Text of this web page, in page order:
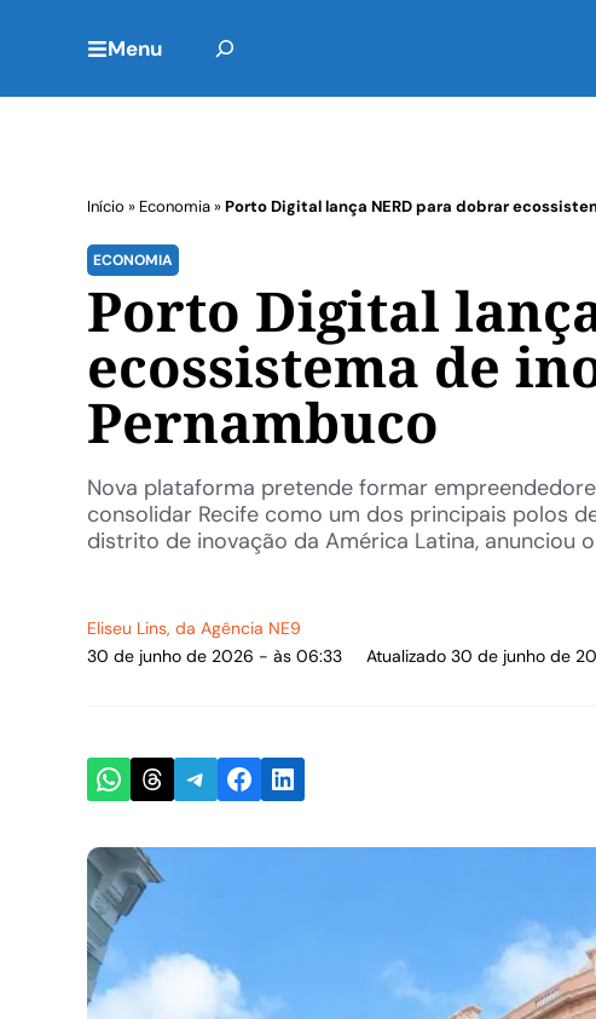
Menu
Início » Economia»Porto Digital lança NERD para dobrar
ECONOMIA
Porto Digital
ecossistema de
Pernambuco
Nova plataforma pretende formar
consolidar Recife como um dos principais polos
distrito de inovação da América Latina, anunciou o
Eliseu Lins, da Agência NE9
30 de junho de 2026 - às 06:33
Atualizado 30 de junho de
Share on WhatsApp
Share on Threads
Share on Telegram
Share on Facebook
Share on LinkedIn